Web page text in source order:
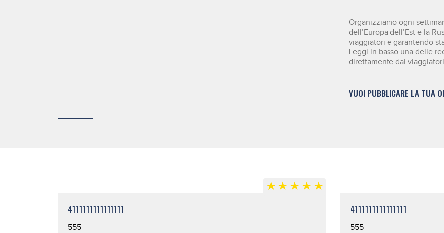
Organizziamo ogni
dell’Europa dell’Est e la
viaggiatori e garantendo
Leggi in basso una delle
direttamente dai
VUOI PUBBLICARE LA TUA
4111111111111111
555
4111111111111111
555